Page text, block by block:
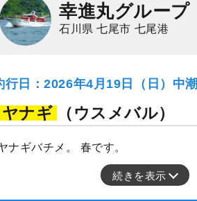
幸進丸グループ
石川県 七尾市 七尾港
行日：2026年4月19日（日）中潮
ヤナギ （ウスメバル）
ナギバチメ。 春です。
続きを表示